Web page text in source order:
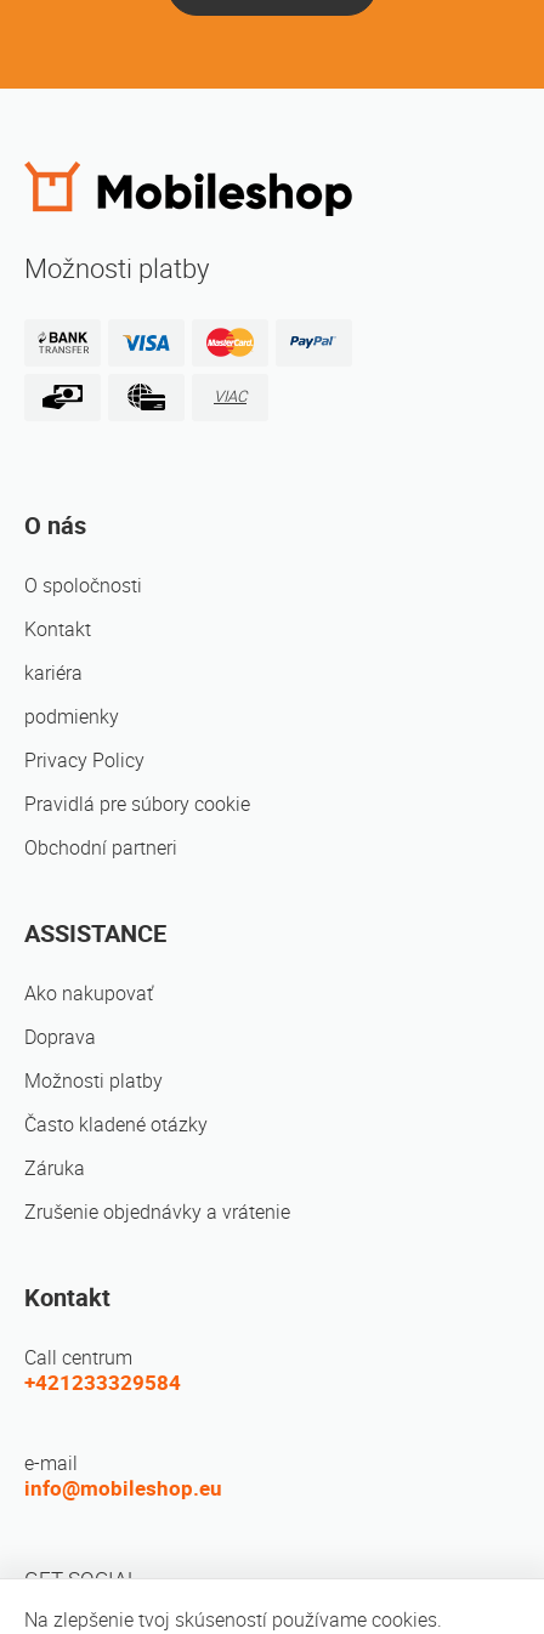
Možnosti platby
VIAC
O nás
O spoločnosti
Kontakt
kariéra
podmienky
Privacy Policy
Pravidlá pre súbory cookie
Obchodní partneri
ASSISTANCE
Ako nakupovať
Doprava
Možnosti platby
Často kladené otázky
Záruka
Zrušenie objednávky a vrátenie
Kontakt
Call centrum
+421233329584
e-mail
info@mobileshop.eu
GET SOCIAL
Na zlepšenie tvoj skúseností používame cookies.